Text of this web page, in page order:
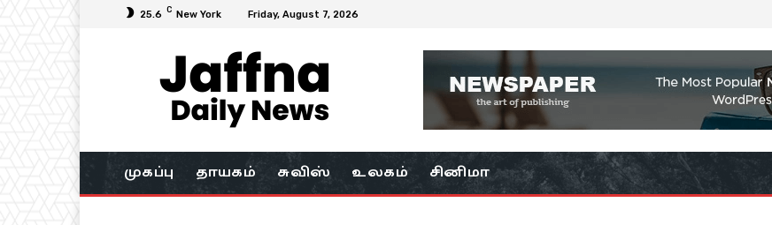
25.6 C New York Friday, August 7, 2026
முகப்பு தாயகம் சுவிஸ் உலகம் சினிமா